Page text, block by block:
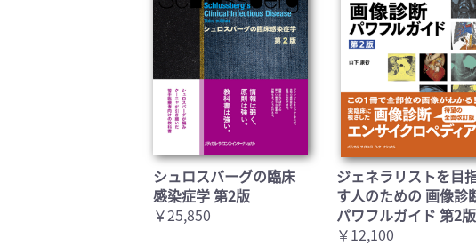
シュロスバーグの臨床
感染症学 第2版
￥25,850
ジェネラリストを目
す人のための 画像診
パワフルガイド 第2版
￥12,100